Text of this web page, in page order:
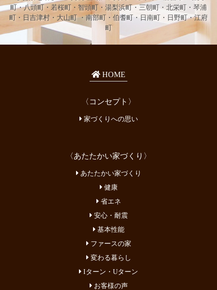
町・八頭町・若桜町・智頭町・湯梨浜町・三朝町・北栄町・琴浦
町・日吉津村・大山町 ・南部町・伯耆町・日南町・日野町・江府
町
HOME
〈コンセプト〉
家づくりへの思い
〈あたたかい家づくり〉
あたたかい家づくり
健康
省エネ
安心・耐震
基本性能
ファースの家
変わる暮らし
Iターン・Uターン
お客様の声